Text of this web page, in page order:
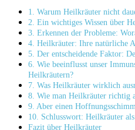
1. Warum Heilkräuter nicht
2. Ein wichtiges Wissen über
3. Erkennen der Probleme:
4. Heilkräuter: Ihre natürliche
5. Der entscheidende Faktor:
6. Wie beeinflusst unser
Heilkräutern?
7. Was Heilkräuter wirklich
8. Wie man Heilkräuter richtig
9. Aber einen
10. Schlusswort: Heilkräuter
Fazit über Heilkräuter